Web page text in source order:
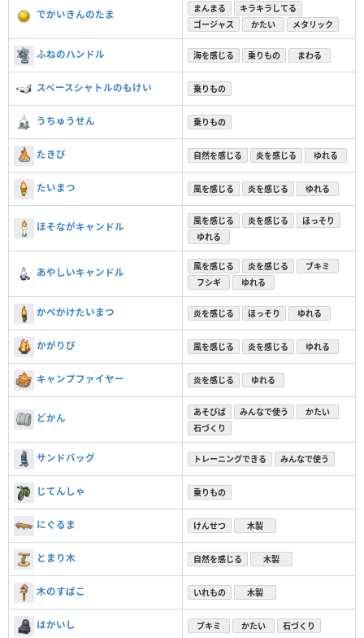
でかいきんのたま
まんまる
キラキラしてる
ゴージャス
かたい メタリック
ふねのハンドル 海を感じる 乗りもの まわる
スペースシャトルのもけい 乗りもの
うちゅうせん 乗りもの
たきび 自然を感じる 炎を感じる ゆれる
たいまつ 風を感じる 炎を感じる ゆれる
ほそながキャンドル
風を感じる 炎を感じる
ほっそり
ゆれる
あやしいキャンドル
風を感じる 炎を感じる
ブキミ
フシギ
ゆれる
かべかけたいまつ 炎を感じる ほっそり ゆれる
かがりび 風を感じる 炎を感じる ゆれる
キャンプファイヤー 炎を感じる ゆれる
どかん
あそびば みんなで使う
かたい
石づくり
サンドバッグ トレーニングできる みんなで使う
じてんしゃ 乗りもの
にぐるま けんせつ 木製
とまり木 自然を感じる 木製
木のすばこ いれもの 木製
はかいし ブキミ かたい 石づくり